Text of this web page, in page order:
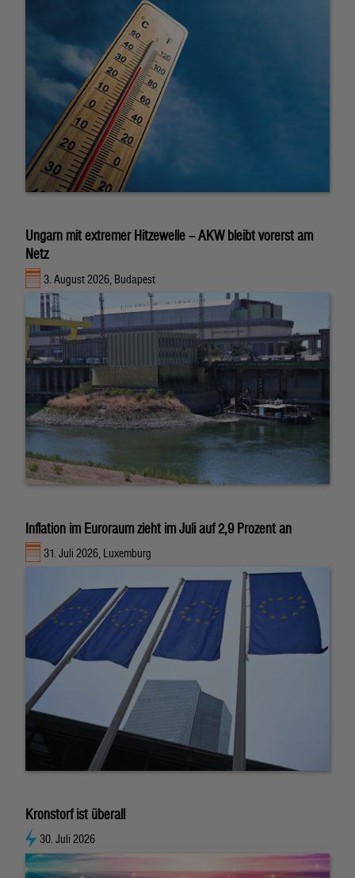
Ungarn mit extremer Hitzewelle – AKW bleibt vorerst am
Netz
3. August 2026, Budapest
Inflation im Euroraum zieht im Juli auf 2,9 Prozent an
31. Juli 2026, Luxemburg
Kronstorf ist überall
30. Juli 2026